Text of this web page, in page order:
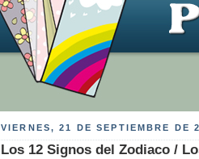
VIERNES, 21 DE SEPTIEMBRE DE
Los 12 Signos del Zodiaco /